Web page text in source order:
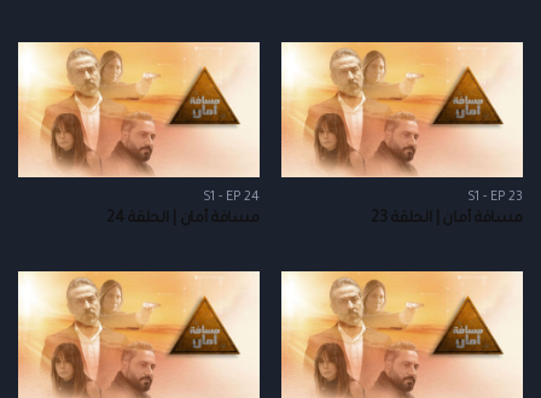
S1 - EP 23
مسافة أمان | الحلقة 23
S1 - EP 24
مسافة أمان | الحلقة 24